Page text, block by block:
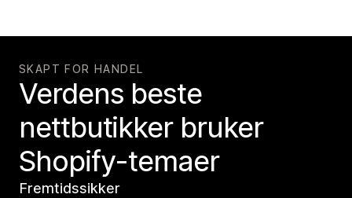
SKAPT FOR HANDEL
Verdens beste
nettbutikker bruker
Shopify-temaer
Fremtidssikker